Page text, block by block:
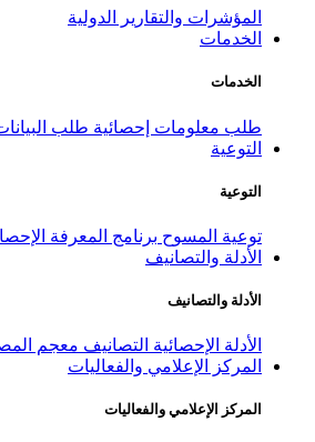
المؤشرات والتقارير الدولية
الخدمات
الخدمات
طلب معلومات إحصائية طلب
التوعية
التوعية
توعية المسوح برنامج المعرفة
الأدلة والتصانيف
الأدلة والتصانيف
الأدلة الإحصائية التصانيف معجم
المركز الإعلامي والفعاليات
المركز الإعلامي والفعاليات